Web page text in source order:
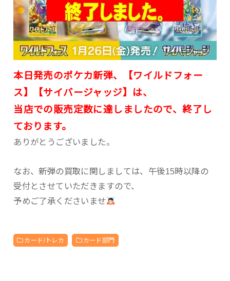
本日発売のポケカ新弾、【ワイルドフォー
ス】【サイバージャッジ】は、
当店での販売定数に達しましたので、終了し
ております。
ありがとうございました。
なお、新弾の買取に関しましては、午後15時以降の
受付とさせていただきますので、
予めご了承くださいませ
カード/トレカ カード部門